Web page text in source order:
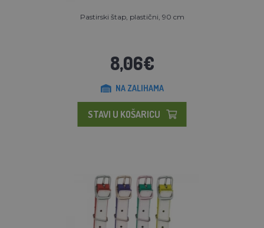
Pastirski štap, plastični, 90 cm
8,06€
NA ZALIHAMA
STAVI U KOŠARICU